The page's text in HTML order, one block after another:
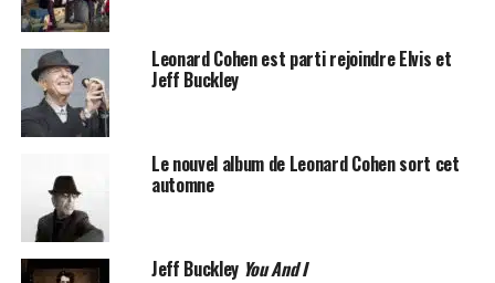
Les albums de Leonard Cohen sont disponibles sur
SUJETS ASSOCIÉS:
Leonard Cohen est parti rejoindre Elvis et
Jeff Buckley
Le nouvel album de Leonard Cohen sort cet
automne
Jeff Buckley You And I